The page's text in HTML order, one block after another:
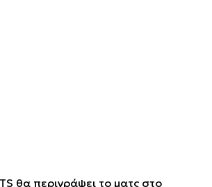
θα περιγράψει το ματς στο